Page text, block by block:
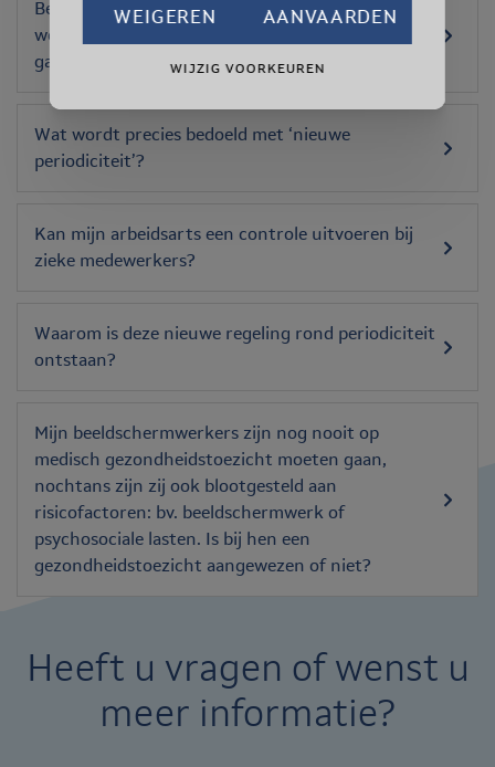
Betekent de nieuwe periodiciteit dat de
werknemers maar om de 2 jaar op onderzoek
gaan?
Wat wordt precies bedoeld met ‘nieuwe
periodiciteit’?
Kan mijn arbeidsarts een controle uitvoeren bij
zieke medewerkers?
Waarom is deze nieuwe regeling rond periodiciteit
ontstaan?
Mijn beeldschermwerkers zijn nog nooit op
medisch gezondheidstoezicht moeten gaan,
nochtans zijn zij ook blootgesteld aan
risicofactoren: bv. beeldschermwerk of
psychosociale lasten. Is bij hen een
gezondheidstoezicht aangewezen of niet?
Heeft u vragen of wenst u
meer informatie?
WEIGEREN AANVAARDEN
WIJZIG VOORKEUREN